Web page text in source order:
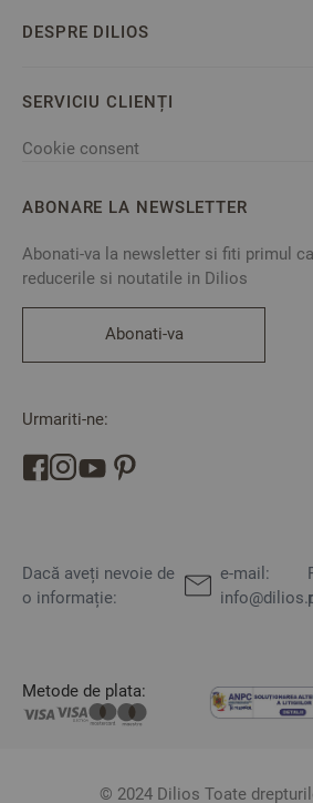
DESPRE DILIOS
SERVICIU CLIENȚI
Cookie consent
ABONARE LA NEWSLETTER
Abonati-va la newsletter si fiti primul
reducerile si noutatile in Dilios
Abonati-va
Urmariti-ne:
Dacă aveți nevoie de
o informație:
e-mail:
Metode de plata:
© 2024 Dilios Toate